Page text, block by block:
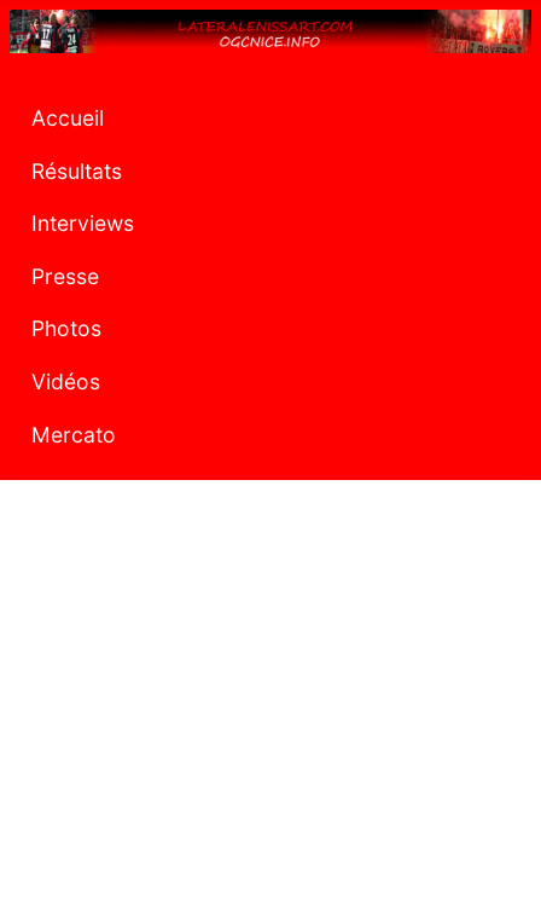
Accueil
Résultats
Interviews
Presse
Photos
Vidéos
Mercato